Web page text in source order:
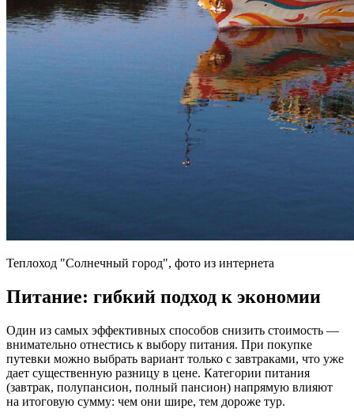
Теплоход "Солнечный город", фото из интернета
Питание: гибкий подход к экономии
Один из самых эффективных способов снизить стоимость —
внимательно отнестись к выбору питания. При покупке
путевки можно выбрать вариант только с завтраками, что уже
дает существенную разницу в цене. Категории питания
(завтрак, полупансион, полный пансион) напрямую влияют
на итоговую сумму: чем они шире, тем дороже тур.